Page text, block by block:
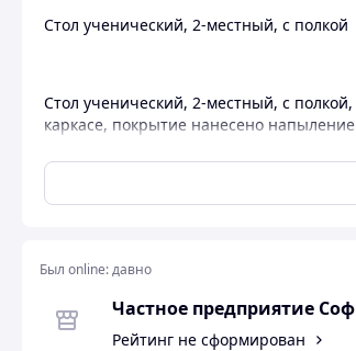
Стол ученический, 2-местный, с полкой
Стол ученический, 2-местный, с
каркасе, покрытие нанесено
Был online:давно
Частное предприятие
Рейтинг не сформирован